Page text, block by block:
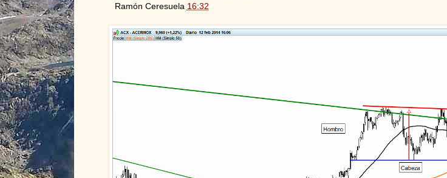
Ramón Ceresuela 16:32